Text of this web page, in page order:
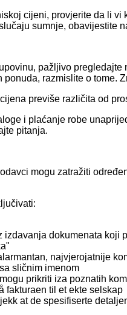
cijeni, provjerite da li
sumnje, obavijestite
pažljivo
razmislite o tome.
previše različita od
i plaćanje robe
pitanja.
mogu zatražiti
izdavanja dokumenata koji
najvjerojatnije
sličnim imenom
prikriti iza poznatih
fakturaen til et ekte selskap
at de spesifiserte